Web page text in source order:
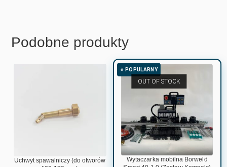
Podobne produkty
Uchwyt spawalniczy (do otworów
OUT OF STOCK
Wytaczarka mobilna Borweld